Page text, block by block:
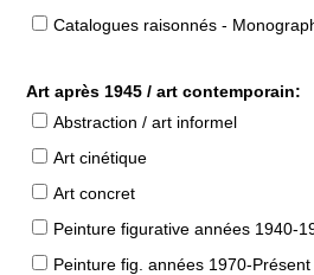
Catalogues raisonnés - Monographies
Art après 1945 / art contemporain:
Abstraction / art informel
Art cinétique
Art concret
Peinture figurative années 1940-
Peinture fig. années 1970-Présent